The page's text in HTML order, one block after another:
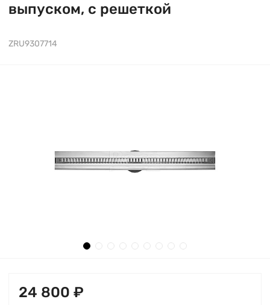
выпуском, с решеткой
ZRU9307714
24 800 ₽